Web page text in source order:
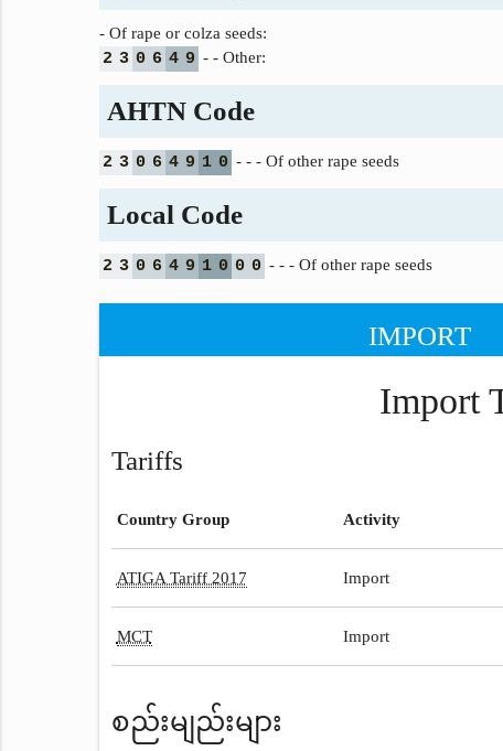
- Of rape or colza seeds:
2 3 0 6 4 9 - - Other:
AHTN Code
2 3 0 6 4 9 1 0 - - - Of other rape seeds
Local Code
2 3 0 6 4 9 1 0 0 0 - - - Of other rape seeds
IMPORT
Import
Tariffs
Country Group Activity
ATIGA Tariff 2017 Import
MCT Import
စည်းမျည်းများ